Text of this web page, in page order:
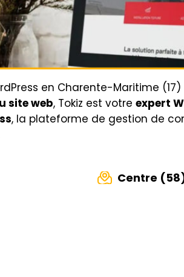
en Charente-Maritime
site web, Tokiz est votre expert
, la plateforme de gestion de
Centre